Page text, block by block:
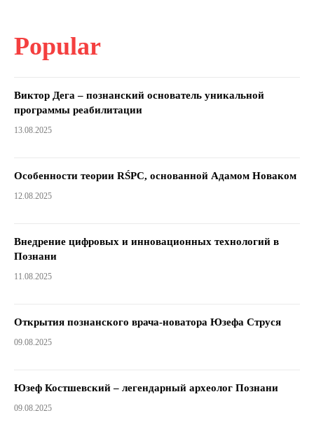
Popular
Виктор Дега – познанский основатель уникальной
программы реабилитации
13.08.2025
Особенности теории RŚPC, основанной Адамом Новаком
12.08.2025
Внедрение цифровых и инновационных технологий в
Познани
11.08.2025
Открытия познанского врача-новатора Юзефа Струся
09.08.2025
Юзеф Костшевский – легендарный археолог Познани
09.08.2025